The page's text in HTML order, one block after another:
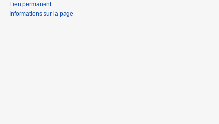
Lien permanent
Informations sur la page